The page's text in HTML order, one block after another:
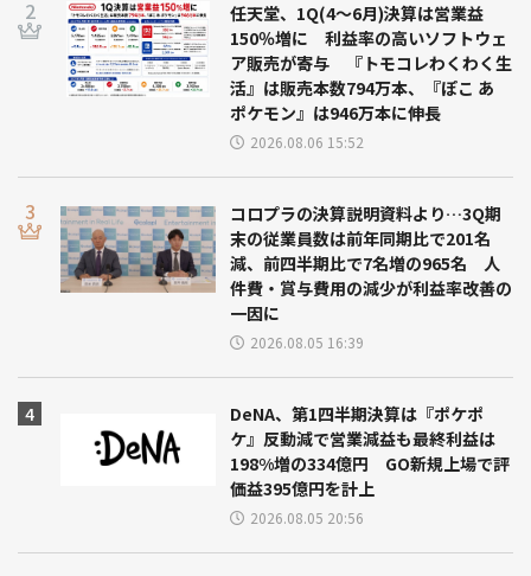
任天堂、1Q(4～6月)決算は営業益
150％増に 利益率の高いソフトウェ
ア販売が寄与 『トモコレわくわく生
活』は販売本数794万本、『ぽこ あ
ポケモン』は946万本に伸長
2026.08.06 15:52
コロプラの決算説明資料より…3Q期
末の従業員数は前年同期比で201名
減、前四半期比で7名増の965名 人
件費・賞与費用の減少が利益率改善の
一因に
2026.08.05 16:39
DeNA、第1四半期決算は『ポケポ
ケ』反動減で営業減益も最終利益は
198%増の334億円 GO新規上場で評
価益395億円を計上
2026.08.05 20:56